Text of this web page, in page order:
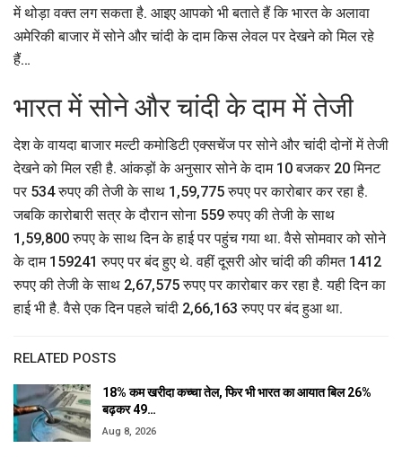
में थोड़ा वक्त लग सकता है. आइए आपको भी बताते हैं कि भारत के अलावा
अमेरिकी बाजार में सोने और चांदी के दाम किस लेवल पर देखने को मिल रहे
हैं…
भारत में सोने और चांदी के दाम में तेजी
देश के वायदा बाजार मल्टी कमोडिटी एक्सचेंज पर सोने और चांदी दोनों में तेजी
देखने को मिल रही है. आंकड़ों के अनुसार सोने के दाम 10 बजकर 20 मिनट
पर 534 रुपए की तेजी के साथ 1,59,775 रुपए पर कारोबार कर रहा है.
जबकि कारोबारी सत्र के दौरान सोना 559 रुपए की तेजी के साथ
1,59,800 रुपए के साथ दिन के हाई पर पहुंच गया था. वैसे सोमवार को सोने
के दाम 159241 रुपए पर बंद हुए थे. वहीं दूसरी ओर चांदी की कीमत 1412
रुपए की तेजी के साथ 2,67,575 रुपए पर कारोबार कर रहा है. यही दिन का
हाई भी है. वैसे एक दिन पहले चांदी 2,66,163 रुपए पर बंद हुआ था.
RELATED POSTS
18% कम खरीदा कच्चा तेल, फिर भी भारत का आयात बिल 26%
बढ़कर 49…
Aug 8, 2026